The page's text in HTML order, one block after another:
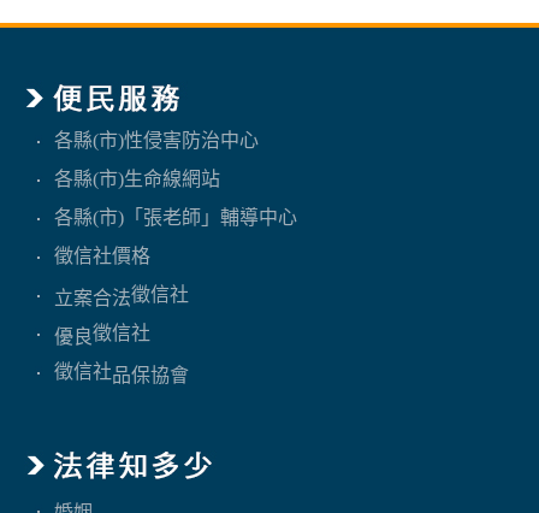
各縣(市)性侵害防治中心
各縣(市)生命線網站
各縣(市)「張老師」輔導中心
徵信社價格
立案合法徵信社
優良徵信社
徵信社品保協會